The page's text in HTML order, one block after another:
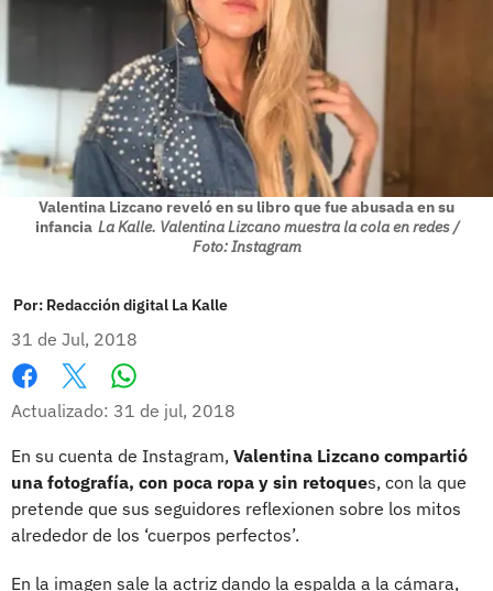
Valentina Lizcano reveló en su libro que fue abusada en su
infancia La Kalle. Valentina Lizcano muestra la cola en redes /
Foto: Instagram
Por: Redacción digital La Kalle
31 de Jul, 2018
Facebook
X
Actualizado: 31 de jul, 2018
En su cuenta de Instagram, Valentina Lizcano compartió
una fotografía, con poca ropa y sin retoques, con la que
pretende que sus seguidores reflexionen sobre los mitos
alrededor de los ‘cuerpos perfectos’.
En la imagen sale la actriz dando la espalda a la cámara,